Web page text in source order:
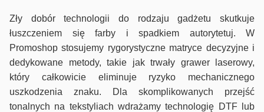
Zły dobór technologii do rodzaju gadżetu skutkuje
łuszczeniem się farby i spadkiem autorytetuj. W
Promoshop stosujemy rygorystyczne matryce decyzyjne i
dedykowane metody, takie jak trwały grawer laserowy,
który całkowicie eliminuje ryzyko mechanicznego
uszkodzenia znaku. Dla skomplikowanych przejść
tonalnych na tekstyliach wdrażamy technologię DTF lub